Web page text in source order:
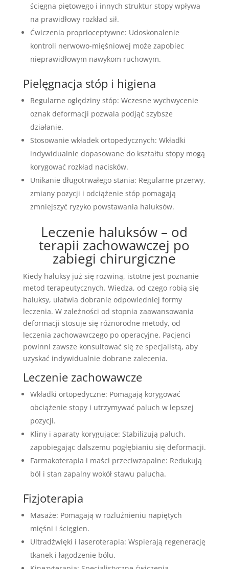
ścięgna piętowego i innych struktur stopy wpływa
na prawidłowy rozkład sił.
Ćwiczenia proprioceptywne: Udoskonalenie
kontroli nerwowo-mięśniowej może zapobiec
nieprawidłowym nawykom ruchowym.
Pielęgnacja stóp i higiena
Regularne oględziny stóp: Wczesne wychwycenie
oznak deformacji pozwala podjąć szybsze
działanie.
Stosowanie wkładek ortopedycznych: Wkładki
indywidualnie dopasowane do kształtu stopy mogą
korygować rozkład nacisków.
Unikanie długotrwałego stania: Regularne przerwy,
zmiany pozycji i odciążenie stóp pomagają
zmniejszyć ryzyko powstawania haluksów.
Leczenie haluksów – od
terapii zachowawczej po
zabiegi chirurgiczne
Kiedy haluksy już się rozwiną, istotne jest poznanie
metod terapeutycznych. Wiedza, od czego robią się
haluksy, ułatwia dobranie odpowiedniej formy
leczenia. W zależności od stopnia zaawansowania
deformacji stosuje się różnorodne metody, od
leczenia zachowawczego po operacyjne. Pacjenci
powinni zawsze konsultować się ze specjalistą, aby
uzyskać indywidualnie dobrane zalecenia.
Leczenie zachowawcze
Wkładki ortopedyczne: Pomagają korygować
obciążenie stopy i utrzymywać paluch w lepszej
pozycji.
Kliny i aparaty korygujące: Stabilizują paluch,
zapobiegając dalszemu pogłębianiu się deformacji.
Farmakoterapia i maści przeciwzapalne: Redukują
ból i stan zapalny wokół stawu palucha.
Fizjoterapia
Masaże: Pomagają w rozluźnieniu napiętych
mięśni i ścięgien.
Ultradźwięki i laseroterapia: Wspierają regenerację
tkanek i łagodzenie bólu.